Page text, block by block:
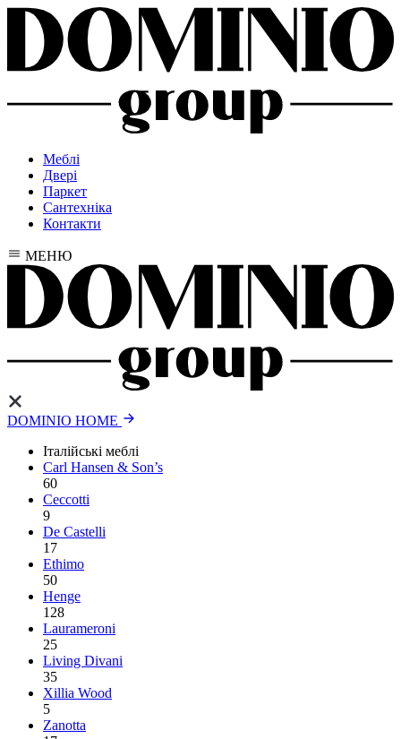
Меблі
Двері
Паркет
Сантехніка
Контакти
МЕНЮ
DOMINIO HOME
Італійські меблі
Carl Hansen & Son’s
60
Ceccotti
9
De Castelli
17
Ethimo
50
Henge
128
Laurameroni
25
Living Divani
35
Xillia Wood
5
Zanotta